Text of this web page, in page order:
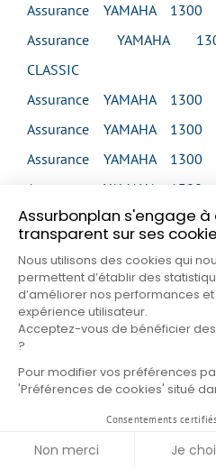
Assurbonplan s'engage à
transparent sur ses
Nous utilisons des cookies qui
permettent d’établir des
d’améliorer nos performances
expérience utilisateur.
Acceptez-vous de bénéficier
?
Pour modifier vos préférences
'Préférences de cookies' situé
Consentements
Non merci Je
Assurance YAMAHA 1300
Assurance YAMAHA
CLASSIC
Assurance YAMAHA 1300
Assurance YAMAHA 1300
Assurance YAMAHA 1300
Assurance YAMAHA 1300
Assurance YAMAHA 1300
Assurance YAMAHA 1300
Assurance YAMAHA 1300
Assurance YAMAHA 1300
Assurance YAMAHA 1300
Assurance YAMAHA
VENTURE
Assurance YAMAHA 1600
Assurance YAMAHA 1600